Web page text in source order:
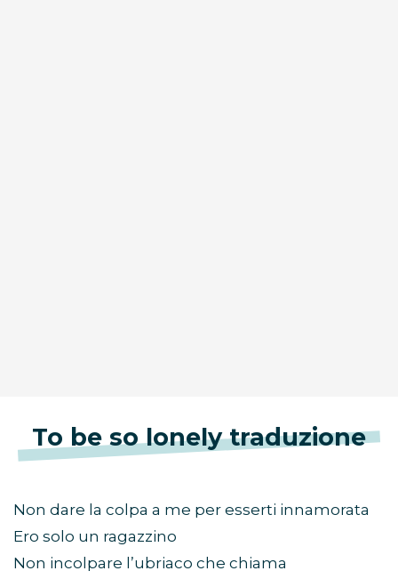
To be so lonely traduzione
Non dare la colpa a me per esserti innamorata
Ero solo un ragazzino
Non incolpare l’ubriaco che chiama